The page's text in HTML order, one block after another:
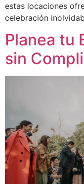
estas locaciones
celebración
Planea tu
sin